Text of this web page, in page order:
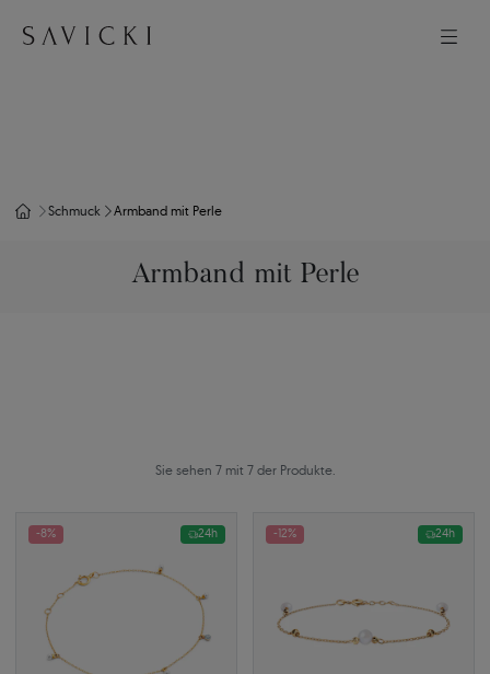
Schmuck Armband mit Perle
Armband mit Perle
Sie sehen 7 mit 7 der Produkte.
-8% 24h -12% 24h